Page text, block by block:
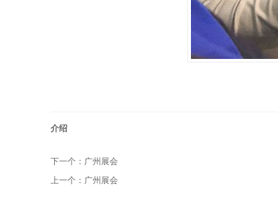
介绍
下一个： 广州展会
上一个： 广州展会